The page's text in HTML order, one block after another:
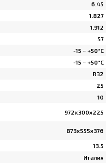
6.45
1.827
1.912
57
-15 ~ +50°C
-15 ~ +50°C
R32
25
10
972х300х225
873х555х376
13.5
Италия